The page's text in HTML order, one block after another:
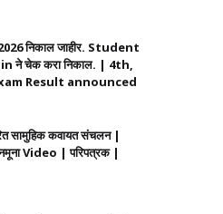
2026 निकाल जाहीर. Student
ने चेक करा निकाल. | 4th,
Result announced
सामुहिक कवायत संचलन |
Video | परिपत्रक |